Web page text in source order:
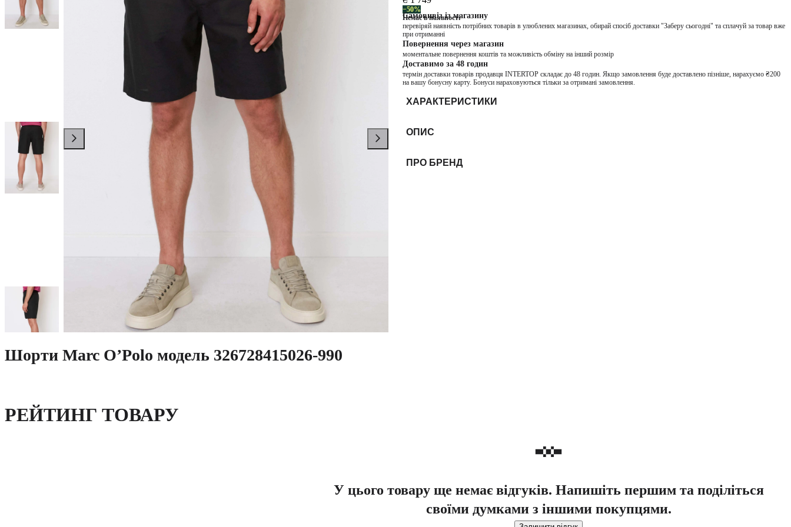
−50%
Немає в наявності
Самовивіз із магазину
перевіряй наявність потрібних товарів в улюблених магазинах, обирай спосіб доставки "Заберу сьогодні" та сплачуй за товар вже
при отриманні
Повернення через магазин
моментальне повернення коштів та можливість обміну на інший розмір
Доставимо за 48 годин
термін доставки товарів продавця INTERTOP складає до 48 годин. Якщо замовлення буде доставлено пізніше, нарахуємо ₴200
на вашу бонусну карту. Бонуси нараховуються тільки за отримані замовлення.
ХАРАКТЕРИСТИКИ
ОПИС
ПРО БРЕНД
Шорти Marc O’Polo модель 326728415026-990
РЕЙТИНГ ТОВАРУ
У цього товару ще немає відгуків. Напишіть першим та поділіться
своїми думками з іншими покупцями.